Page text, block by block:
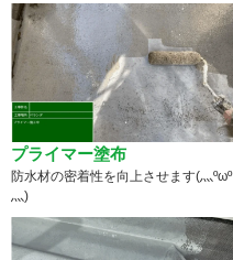
プライマー塗布
防水材の密着性を向上させます(灬ºωº
灬)